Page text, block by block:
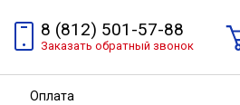
8 (812) 501-57-88
Заказать обратный звонок
Оплата